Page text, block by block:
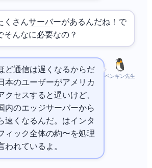
くさんサーバーがあるんだね！で
そんなに必要なの？
ペンギン先生
ど通信は遅くなるからだ
本のユーザーがアメリカ
クセスすると遅いけど、Akamai
内のエッジサーバーから
くなるんだ。Akamaiはインタ
ック全体の約15〜30%を処理
われているよ。